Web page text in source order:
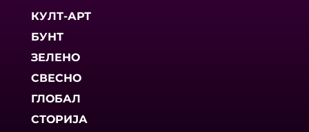
КУЛТ-АРТ
БУНТ
ЗЕЛЕНО
СВЕСНО
ГЛОБАЛ
СТОРИЈА